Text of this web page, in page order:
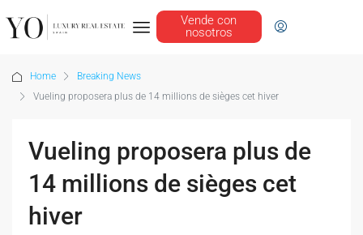
Vende con
nosotros
Home
Breaking News
Vueling proposera plus de 14 millions de sièges cet hiver
Vueling proposera plus de
14 millions de sièges cet
hiver